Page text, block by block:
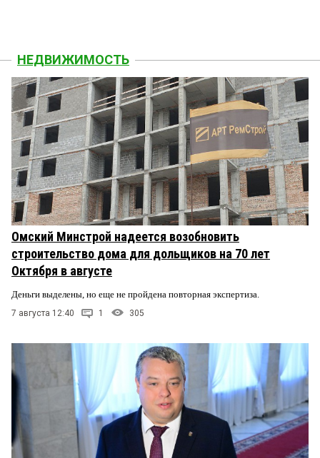
НЕДВИЖИМОСТЬ
Омский Минстрой надеется возобновить
строительство дома для дольщиков на 70 лет
Октября в августе
Деньги выделены, но еще не пройдена повторная экспертиза.
7 августа 12:40 1 305